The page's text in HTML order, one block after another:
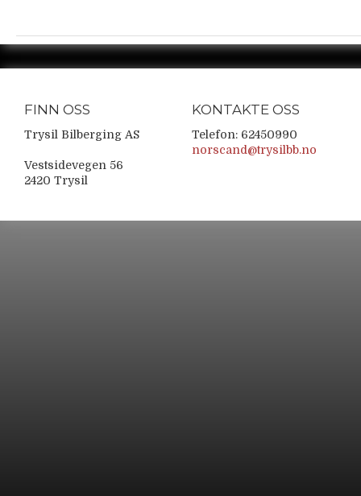
FINN OSS
Trysil Bilberging AS
Vestsidevegen 56
2420 Trysil
KONTAKTE OSS
Telefon: 62450990
norscand@trysilbb.no